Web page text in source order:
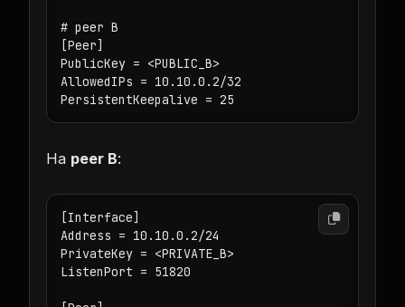
# peer B
[Peer]
PublicKey = <PUBLIC_B>
AllowedIPs = 10.10.0.2/32
PersistentKeepalive = 25
На peer B:
[Interface]
Address = 10.10.0.2/24
PrivateKey = <PRIVATE_B>
ListenPort = 51820